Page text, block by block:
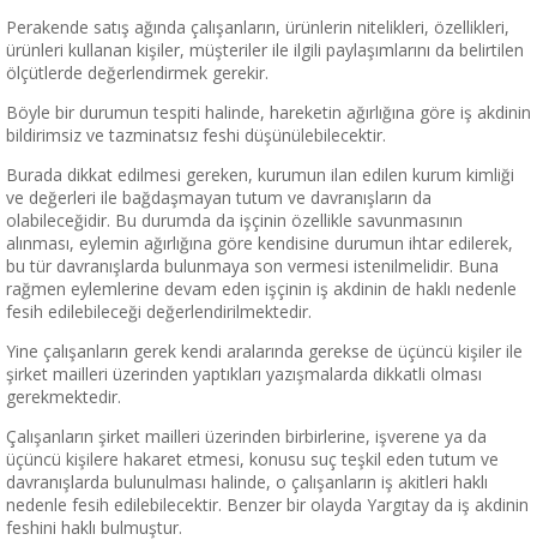
Perakende satış ağında çalışanların, ürünlerin nitelikleri, özellikleri,
ürünleri kullanan kişiler, müşteriler ile ilgili paylaşımlarını da belirtilen
ölçütlerde değerlendirmek gerekir.
Böyle bir durumun tespiti halinde, hareketin ağırlığına göre iş akdinin
bildirimsiz ve tazminatsız feshi düşünülebilecektir.
Burada dikkat edilmesi gereken, kurumun ilan edilen kurum kimliği
ve değerleri ile bağdaşmayan tutum ve davranışların da
olabileceğidir. Bu durumda da işçinin özellikle savunmasının
alınması, eylemin ağırlığına göre kendisine durumun ihtar edilerek,
bu tür davranışlarda bulunmaya son vermesi istenilmelidir. Buna
rağmen eylemlerine devam eden işçinin iş akdinin de haklı nedenle
fesih edilebileceği değerlendirilmektedir.
Yine çalışanların gerek kendi aralarında gerekse de üçüncü kişiler ile
şirket mailleri üzerinden yaptıkları yazışmalarda dikkatli olması
gerekmektedir.
Çalışanların şirket mailleri üzerinden birbirlerine, işverene ya da
üçüncü kişilere hakaret etmesi, konusu suç teşkil eden tutum ve
davranışlarda bulunulması halinde, o çalışanların iş akitleri haklı
nedenle fesih edilebilecektir. Benzer bir olayda Yargıtay da iş akdinin
feshini haklı bulmuştur.